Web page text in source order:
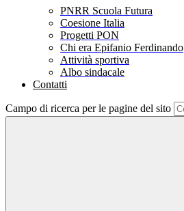
PNRR Scuola Futura
Coesione Italia
Progetti PON
Chi era Epifanio Ferdinando
Attività sportiva
Albo sindacale
Contatti
Campo di ricerca per le pagine del sito